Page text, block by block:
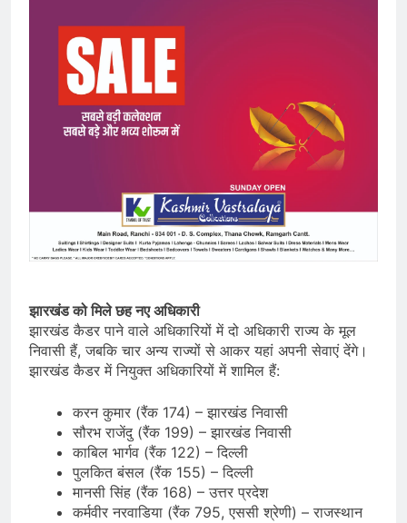
झारखंड को मिले छह नए अधिकारी
झारखंड कैडर पाने वाले अधिकारियों में दो अधिकारी राज्य के मूल
निवासी हैं, जबकि चार अन्य राज्यों से आकर यहां अपनी सेवाएं देंगे।
झारखंड कैडर में नियुक्त अधिकारियों में शामिल हैं:
करन कुमार (रैंक 174) – झारखंड निवासी
सौरभ राजेंदु (रैंक 199) – झारखंड निवासी
काबिल भार्गव (रैंक 122) – दिल्ली
पुलकित बंसल (रैंक 155) – दिल्ली
मानसी सिंह (रैंक 168) – उत्तर प्रदेश
कर्मवीर नरवाडिया (रैंक 795, एससी श्रेणी) – राजस्थान